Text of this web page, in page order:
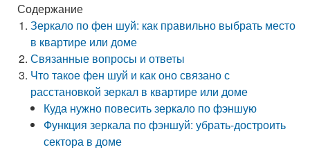
Содержание
Зеркало по фен шуй: как правильно выбрать место
в квартире или доме
Связанные вопросы и ответы
Что такое фен шуй и как оно связано с
расстановкой зеркал в квартире или доме
Куда нужно повесить зеркало по фэншую
Функция зеркала по фэншуй: убрать-достроить
сектора в доме